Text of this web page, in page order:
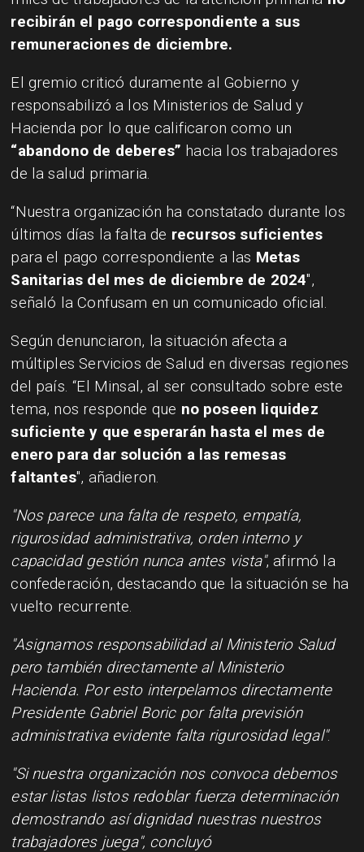
recibirán el pago correspondiente a sus
remuneraciones de diciembre.
El gremio criticó duramente al Gobierno y
responsabilizó a los Ministerios de Salud y
Hacienda por lo que calificaron como un
“abandono de deberes” hacia los trabajadores
de la salud primaria.
“Nuestra organización ha constatado durante los
últimos días la falta de recursos suficientes
para el pago correspondiente a las Metas
Sanitarias del mes de diciembre de 2024",
señaló la Confusam en un comunicado oficial.
Según denunciaron, la situación afecta a
múltiples Servicios de Salud en diversas regiones
del país. “El Minsal, al ser consultado sobre este
tema, nos responde que no poseen liquidez
suficiente y que esperarán hasta el mes de
enero para dar solución a las remesas
faltantes", añadieron.
"Nos parece una falta de respeto, empatía,
rigurosidad administrativa, orden interno y
capacidad gestión nunca antes vista", afirmó la
confederación, destacando que la situación se ha
vuelto recurrente.
"Asignamos responsabilidad al Ministerio Salud
pero también directamente al Ministerio
Hacienda. Por esto interpelamos directamente
Presidente Gabriel Boric por falta previsión
administrativa evidente falta rigurosidad legal".
"Si nuestra organización nos convoca debemos
estar listas listos redoblar fuerza determinación
demostrando así dignidad nuestras nuestros
trabajadores juega", concluyó